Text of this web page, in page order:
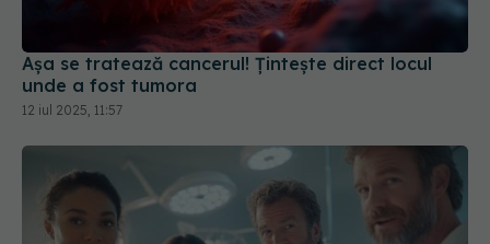
Așa se tratează cancerul! Țintește direct locul
unde a fost tumora
12 iul 2025, 11:57